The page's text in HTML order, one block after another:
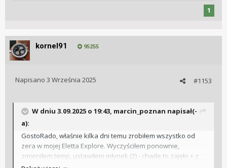
https://gorillacoffee.pl/produkt/kawa-espresso-no-1/
Ta trzecia też świetna.
https://gorillacoffee.pl/produkt/kawa-colombia-supremo/
1
kornel91 95255
#1153
Napisano 3 Września 2025
W dniu 3.09.2025 o 19:43, marcin_poznan napisał(-
a):
GostoRado, właśnie kilka dni temu zrobiłem wszystko od
zera w mojej Eletta Explore. Wyczyściłem ponownie,
zmieniłem temp, ustawiłem młynek (2) - chwile to zajęło + z
250 g kawy poszło do zlewu